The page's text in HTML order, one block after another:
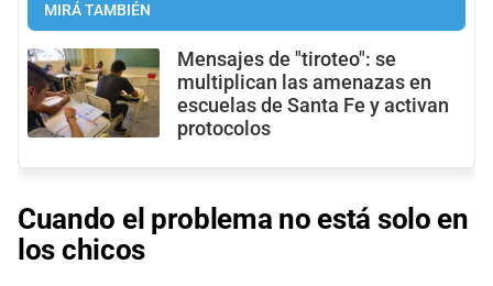
MIRÁ TAMBIÉN
Mensajes de "tiroteo": se
multiplican las amenazas en
escuelas de Santa Fe y activan
protocolos
Cuando el problema no está solo en
los chicos